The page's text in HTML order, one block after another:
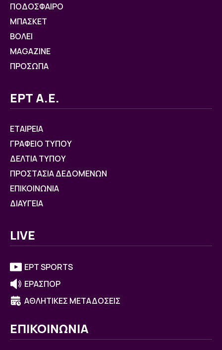
ΠΟΔΟΣΦΑΙΡΟ
ΜΠΑΣΚΕΤ
ΒOΛΕΙ
MAGAZINE
ΠΡΟΣΩΠΑ
ΕΡΤ Α.Ε.
ΕΤΑΙΡΕΙΑ
ΓΡΑΦΕΙΟ ΤΥΠΟΥ
ΔΕΛΤΙΑ ΤΥΠΟΥ
ΠΡΟΣΤΑΣΙΑ ΔΕΔΟΜΕΝΩΝ
ΕΠΙΚΟΙΝΩΝΙΑ
ΔΙΑΥΓΕΙΑ
LIVE
ΕΡΤ SPORTS
ΕΡΑΣΠΟΡ
ΑΘΛΗΤΙΚΕΣ ΜΕΤΑΔΟΣΕΙΣ
ΕΠΙΚΟΙΝΩΝΙΑ